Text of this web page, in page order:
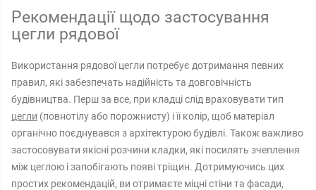
Рекомендації щодо застосування
цегли рядової
Використання рядової цегли потребує дотримання певних
правил, які забезпечать надійність та довговічність
будівництва. Перш за все, при кладці слід враховувати тип
цегли (повнотілу або порожнисту) і її колір, щоб матеріал
органічно поєднувався з архітектурою будівлі. Також важливо
застосовувати якісні розчини кладки, які посилять зчеплення
між цеглою і запобігають появі тріщин. Дотримуючись цих
простих рекомендацій, ви отримаєте міцні стіни та фасади,